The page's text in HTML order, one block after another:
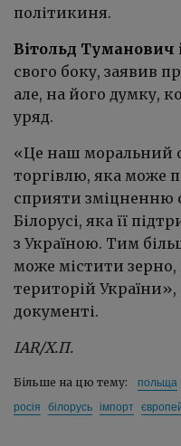
політикиня.
Вітольд Туманович
свого боку, заявив
але, на його думку,
уряд.
«Це наш моральний
торгівлю, яка може
сприяти зміцненню
Білорусі, яка її
з Україною. Тим
може містити зерно,
територій
документі.
IAR/Х.П.
Більше на цю тему: польща
росія білорусь імпорт